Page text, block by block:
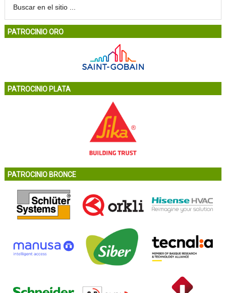
PATROCINIO ORO
PATROCINIO PLATA
PATROCINIO BRONCE